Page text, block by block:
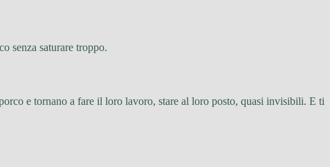
senza saturare troppo.
e tornano a fare il loro lavoro, stare al loro posto, quasi invisibili. E ti